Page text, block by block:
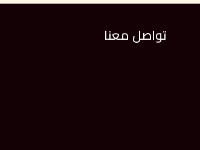
تواصل معنا